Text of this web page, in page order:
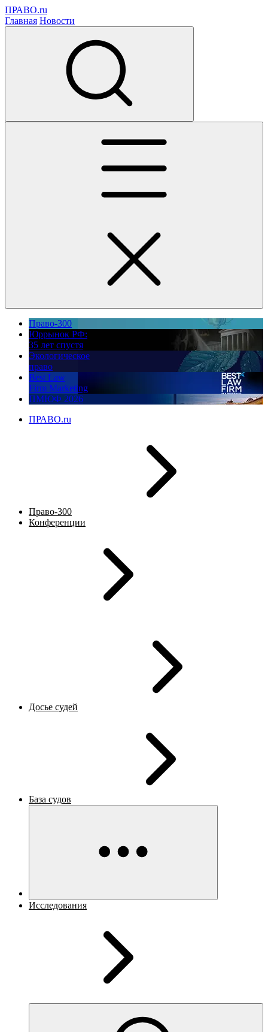
ПРАВО.ru
Главная Новости
Право-300
Юррынок РФ:
35 лет спустя
Экологическое
право
Best Law
Firm Marketing
ПМЮФ 2026
ПРАВО.ru
Право-300
Конференции
Досье судей
База судов
Исследования